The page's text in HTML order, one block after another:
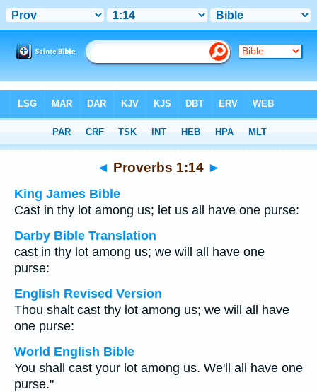
> Proverbs 1:14
◄ Proverbs 1:14 ►
King James Bible
Cast in thy lot among us; let us all have one purse:
Darby Bible Translation
cast in thy lot among us; we will all have one
purse:
English Revised Version
Thou shalt cast thy lot among us; we will all have
one purse:
World English Bible
You shall cast your lot among us. We'll all have one
purse."